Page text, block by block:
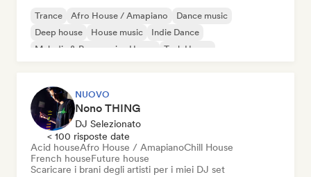
Trance Afro House / Amapiano
Dance music
Deep house
House music
Indie Dance
Melodic & Progressive House
Tech House
NUOVO
Nono THING
DJ Selezionato
< 100 risposte date
Acid houseAfro House / AmapianoChill House
French houseFuture house
Scaricare i brani degli artisti per i miei DJ set